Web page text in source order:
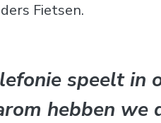
Fietsen.
speelt in
hebben we